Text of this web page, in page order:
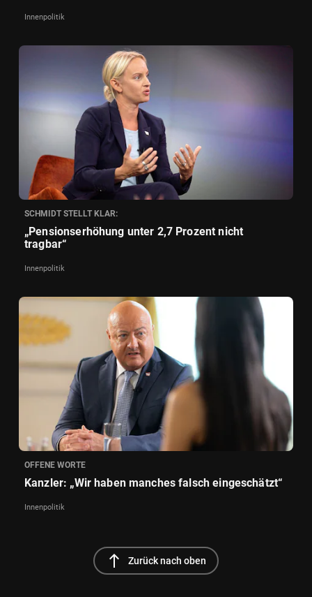
Innenpolitik
SCHMIDT STELLT KLAR:
„Pensionserhöhung unter 2,7 Prozent nicht
tragbar“
Innenpolitik
OFFENE WORTE
Kanzler: „Wir haben manches falsch eingeschätzt“
Innenpolitik
north Zurück nach oben